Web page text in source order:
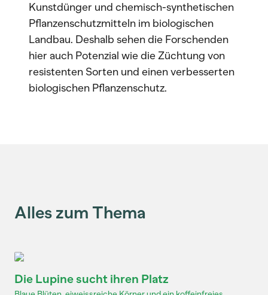
Kunstdünger und chemisch-synthetischen
Pflanzenschutzmitteln im biologischen
Landbau. Deshalb sehen die Forschenden
hier auch Potenzial wie die Züchtung von
resistenten Sorten und einen verbesserten
biologischen Pflanzenschutz.
Alles zum Thema
Die Lupine sucht ihren Platz